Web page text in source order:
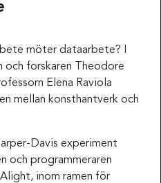
möter dataarbete? I
och forskaren Theodore
Elena Raviola
mellan konsthantverk och
Davis experiment
och programmeraren
inom ramen för